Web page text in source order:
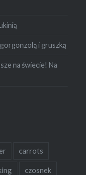
i gruszką
na świecie! Na
carrots
czosnek